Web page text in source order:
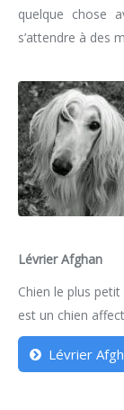
quelque chose
s’attendre à des
Lévrier Afghan
Chien le plus
est un chien
Lévrier